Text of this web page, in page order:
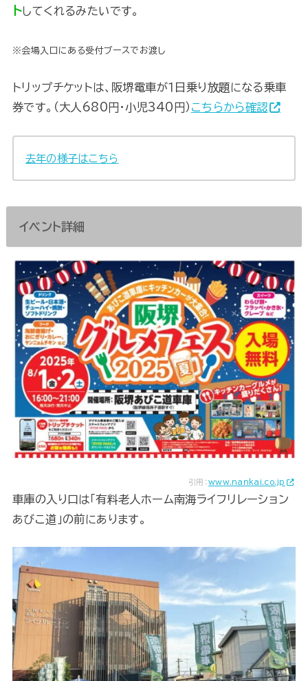
トしてくれるみたいです。
※会場入口にある受付ブースでお渡し
トリップチケットは、阪堺電車が１日乗り放題になる乗車
券です。（大人680円・小児340円） こちらから確認
去年の様子はこちら
イベント詳細
引用：www.nankai.co.jp
車庫の入り口は「有料老人ホーム南海ライフリレーション
あびこ道」の前にあります。